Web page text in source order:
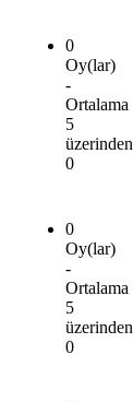
0
Oy(lar)
-
Ortalama
5
üzerinden
0
0
Oy(lar)
-
Ortalama
5
üzerinden
0